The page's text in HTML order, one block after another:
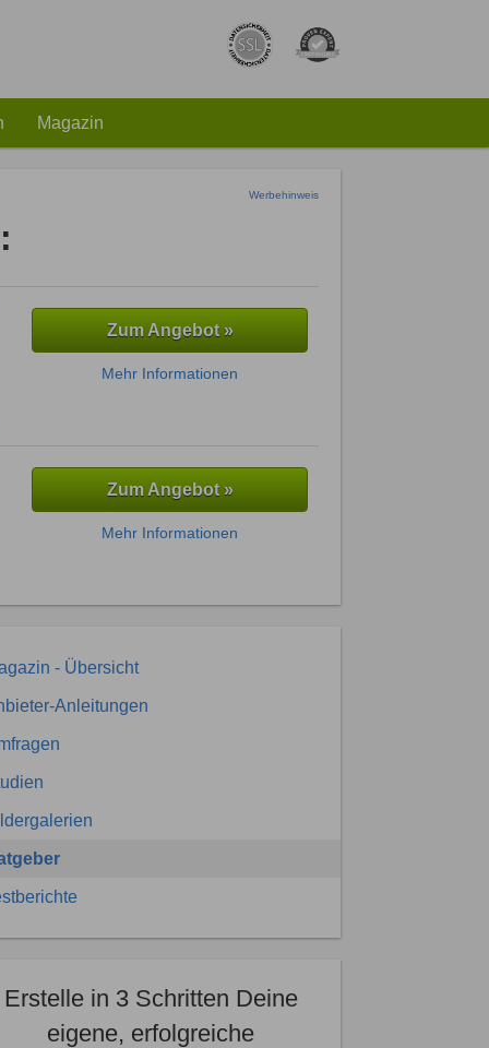
Magazin
Werbehinweis
Zum Angebot »
Mehr Informationen
Zum Angebot »
Mehr Informationen
- Übersicht
Anleitungen
Erstelle in 3 Schritten Deine
eigene, erfolgreiche